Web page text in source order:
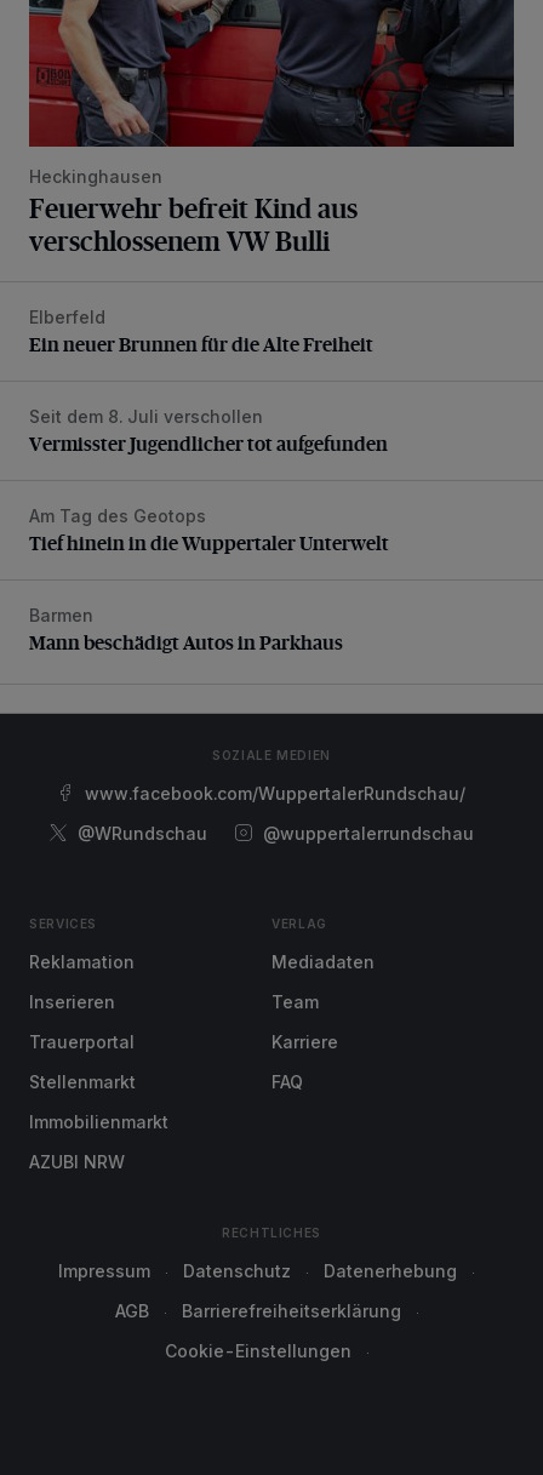
Heckinghausen
Feuerwehr befreit Kind aus
verschlossenem VW Bulli
Ein neuer Brunnen für die Alte Freiheit
Elberfeld
Ein neuer Brunnen für die Alte Freiheit
Vermisster Jugendlicher tot aufgefunden
Seit dem 8. Juli verschollen
Vermisster Jugendlicher tot aufgefunden
Tief hinein in die Wuppertaler Unterwelt
Am Tag des Geotops
Tief hinein in die Wuppertaler Unterwelt
Mann beschädigt Autos in Parkhaus
Barmen
Mann beschädigt Autos in Parkhaus
SOZIALE MEDIEN
www.facebook.com/WuppertalerRundschau/
@WRundschau
@wuppertalerrundschau
SERVICES
Reklamation
Inserieren
Trauerportal
Stellenmarkt
Immobilienmarkt
AZUBI NRW
VERLAG
Mediadaten
Team
Karriere
FAQ
RECHTLICHES
Impressum Datenschutz
Datenerhebung
AGB
Barrierefreiheitserklärung
Cookie-Einstellungen